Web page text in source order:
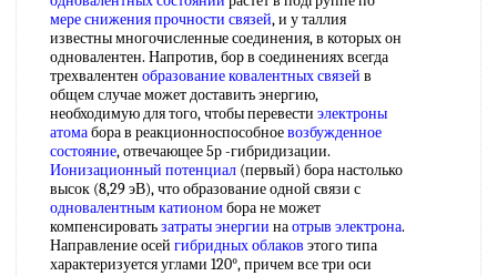
мере сниженияпрочности связей, и у таллия
известны многочисленные соединения, в которых он
одновалентен. Напротив, бор в соединениях всегда
трехвалентен образование ковалентных связей в
общем случае может доставить энергию,
необходимую для того, чтобы перевести электроны
атомабора в реакционноспособноевозбужденное
состояние, отвечающее 5р -гибридизации.
Ионизационный потенциал (первый) бора настолько
высок (8,29 эВ), что образование одной связи с
одновалентным катиономбора не может
компенсироватьзатраты энергии наотрыв электрона.
Направление осей гибридных облаков этого типа
характеризуется углами 120°, причем все три оси